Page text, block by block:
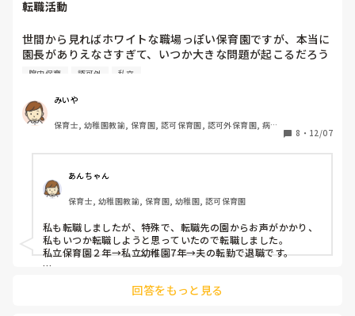
転職活動
世間から見ればホワイトな職場っぽい保育園ですが、本当に
園長がありえなさすぎて、いつか大きな問題が起こるだろう
な・・・、と思い、本気で転職を考えています。
今から転職活動をするとして、1月や2月に園見学をお願いす
るのって、迷惑になりますかね？😔
印象良くないですか？
職歴が…
新卒で認可園2年→保育士以外の仕事6年→院内保育所1年→
企業主導型保育園2年　になります。
途中で家の事情で引っ越ししているのもありますが、それで
も保育園勤務が最長2年というのは、あまり印象が良くない
院内保育 認可外 私立
みいや
保育士, 幼稚園教諭, 保育園, 認可保育園, 認可外保育園, 病院
8 ・ 12/07
あんちゃん
保育士, 幼稚園教諭, 保育園, 幼稚園, 認可保育園
私も転職しましたが、特殊で、転職先の園からお声がかかり、
私もいつか転職しようと思っていたので転職しました。
私立保育園２年→私立幼稚園7年→夫の転勤で退職です。
園見学をお願いするのは良いと思います。ダメだったらダメと
回答をもっと見る